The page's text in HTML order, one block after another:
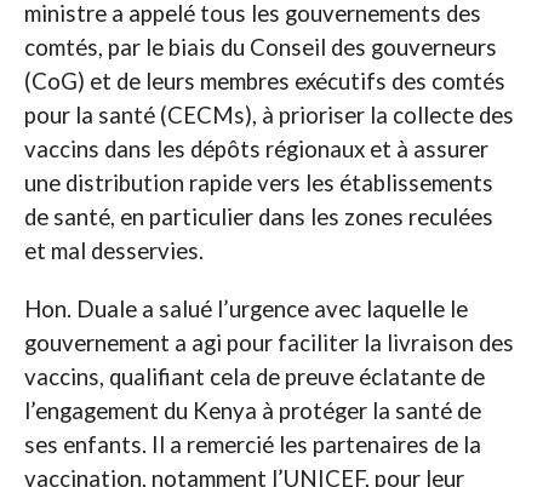
ministre a appelé tous les gouvernements des
comtés, par le biais du Conseil des gouverneurs
(CoG) et de leurs membres exécutifs des comtés
pour la santé (CECMs), à prioriser la collecte des
vaccins dans les dépôts régionaux et à assurer
une distribution rapide vers les établissements
de santé, en particulier dans les zones reculées
et mal desservies.
Hon. Duale a salué l’urgence avec laquelle le
gouvernement a agi pour faciliter la livraison des
vaccins, qualifiant cela de preuve éclatante de
l’engagement du Kenya à protéger la santé de
ses enfants. Il a remercié les partenaires de la
vaccination, notamment l’UNICEF, pour leur